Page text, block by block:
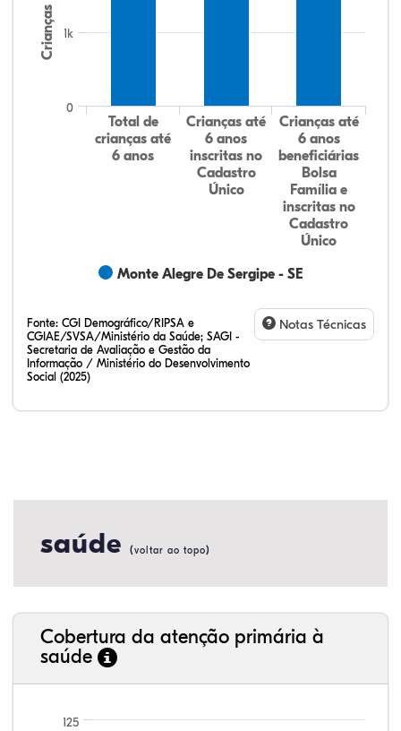
Crianças
Monte Alegre De Sergipe - SE
Total de
crianças até
6 anos
Crianças até
6 anos
inscritas no
Cadastro
Único
Crianças até
6 anos
beneficiárias
Bolsa
Família e
inscritas no
Cadastro
Único
0
1k
Fonte: CGI Demográfico/RIPSA e
CGIAE/SVSA/Ministério da Saúde; SAGI -
Secretaria de Avaliação e Gestão da
Informação / Ministério do Desenvolvimento
Social (2025)
Notas Técnicas
saúde (voltar ao topo)
Cobertura da atenção primária à
saúde
125